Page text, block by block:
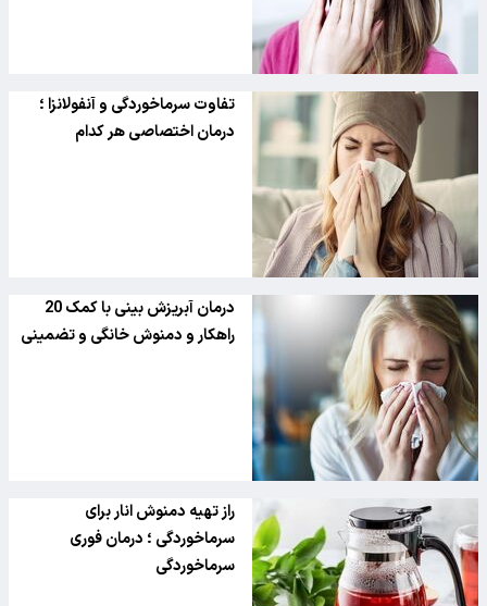
تفاوت سرماخوردگی و آنفولانزا ؛
درمان اختصاصی هر کدام
درمان آبریزش بینی با کمک 20
راهکار و دمنوش خانگی و تضمینی
راز تهیه دمنوش انار برای
سرماخوردگی ؛ درمان فوری
سرماخوردگی